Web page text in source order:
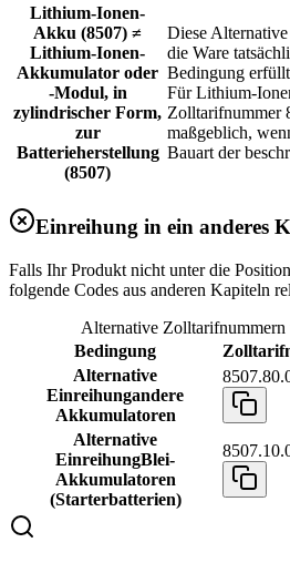
Lithium-Ionen-
Akku (8507) ≠
Lithium-Ionen-
Akkumulator oder
-Modul, in
zylindrischer Form,
zur
Batterieherstellung
(8507)
Diese
die Ware
Bedingung
Für Lithium-
Zolltarifnummer
maßgeblich,
Bauart der
Einreihung in ein anderes
Falls Ihr Produkt nicht unter die
folgende Codes aus anderen Kapiteln
Alternative Zolltarifnummern
Bedingung
Alternative
Einreihungandere
Akkumulatoren
Alternative
EinreihungBlei-
Akkumulatoren
(Starterbatterien)